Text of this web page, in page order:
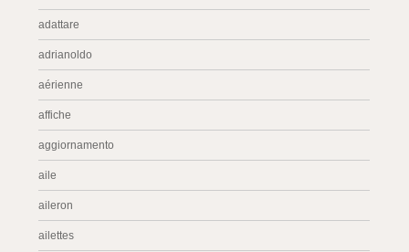
adattare
adrianoldo
aérienne
affiche
aggiornamento
aile
aileron
ailettes